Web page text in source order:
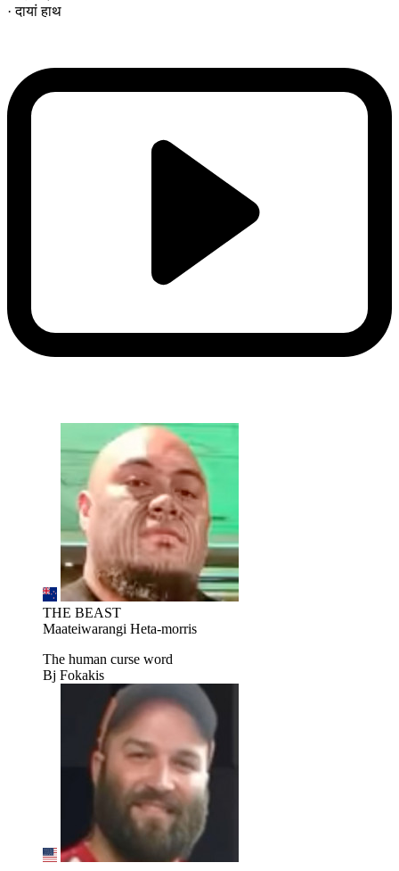
· दायां हाथ
THE BEAST
Maateiwarangi Heta-morris
The human curse word
Bj Fokakis